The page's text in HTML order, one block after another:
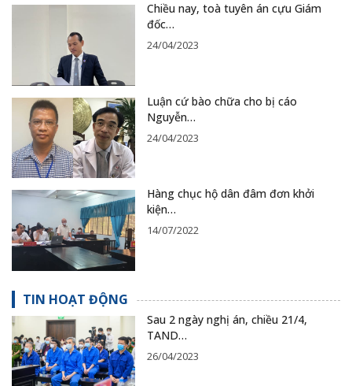
Chiều nay, toà tuyên án cựu Giám
đốc…
24/04/2023
Luận cứ bào chữa cho bị cáo
Nguyễn…
24/04/2023
Hàng chục hộ dân đâm đơn khởi
kiện…
14/07/2022
TIN HOẠT ĐỘNG
Sau 2 ngày nghị án, chiều 21/4,
TAND…
26/04/2023